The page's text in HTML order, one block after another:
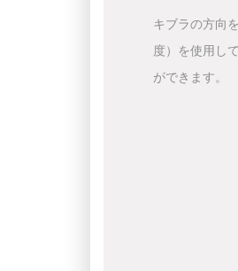
キブラの方向
度）を使用し
ができます。